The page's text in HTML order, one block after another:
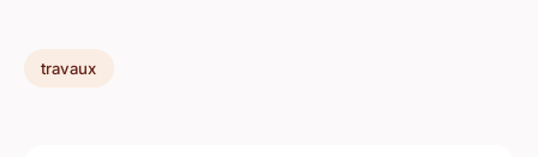
travaux